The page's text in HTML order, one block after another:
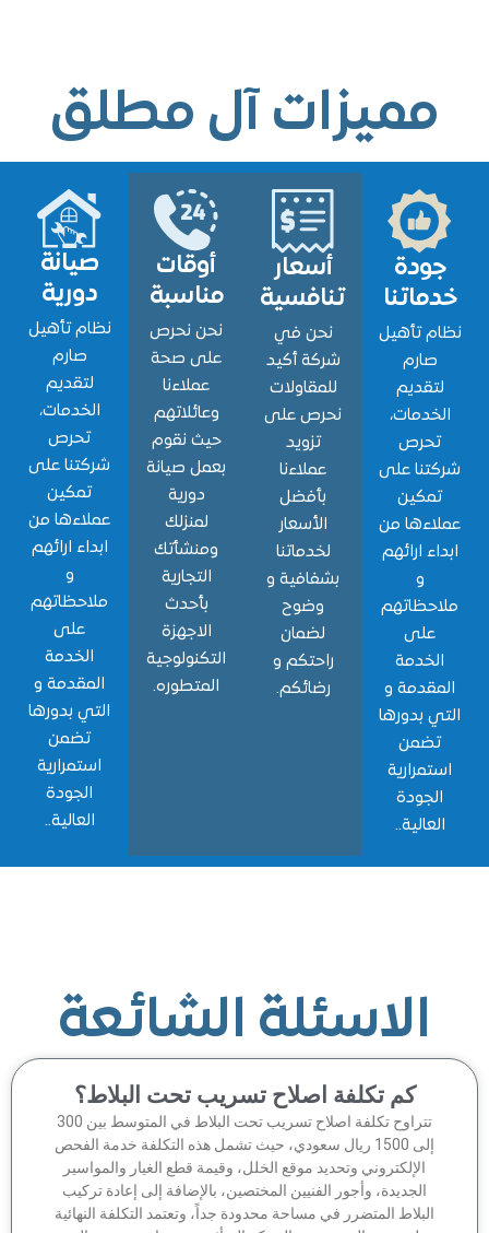
آل مطلق
تأهيل
على
من
ارائهم
و
بدورها
أسعار
تنافسية
نحن في
شركة أكيد
للمقاولات
نحرص على
عملاءنا
الأسعار
لخدماتنا
بشفافية و
راحتكم و
رضائكم.
أوقات
مناسبة
نحن نحرص
على صحة
وعائلاتهم
حيث نقوم
بعمل صيانة
ومنشأتك
التجارية
التكنولوجية
المتطوره.
صيانة
دورية
نظام تأهيل
الخدمات،
شركتنا على
عملاءها من
ابداء ارائهم
ملاحظاتهم
الخدمة
المقدمة و
التي بدورها
استمرارية
الاسئلة الشائعة
كم تكلفة اصلاح تسريب تحت البلاط؟
تتراوح تكلفة اصلاح تسريب تحت البلاط في المتوسط بين 300
إلى 1500 ريال سعودي، حيث تشمل هذه التكلفة خدمة الفحص
الإلكتروني وتحديد موقع الخلل، وقيمة قطع الغيار والمواسير
الجديدة، وأجور الفنيين المختصين، بالإضافة إلى إعادة تركيب
البلاط المتضرر في مساحة محدودة جداً، وتعتمد التكلفة النهائية